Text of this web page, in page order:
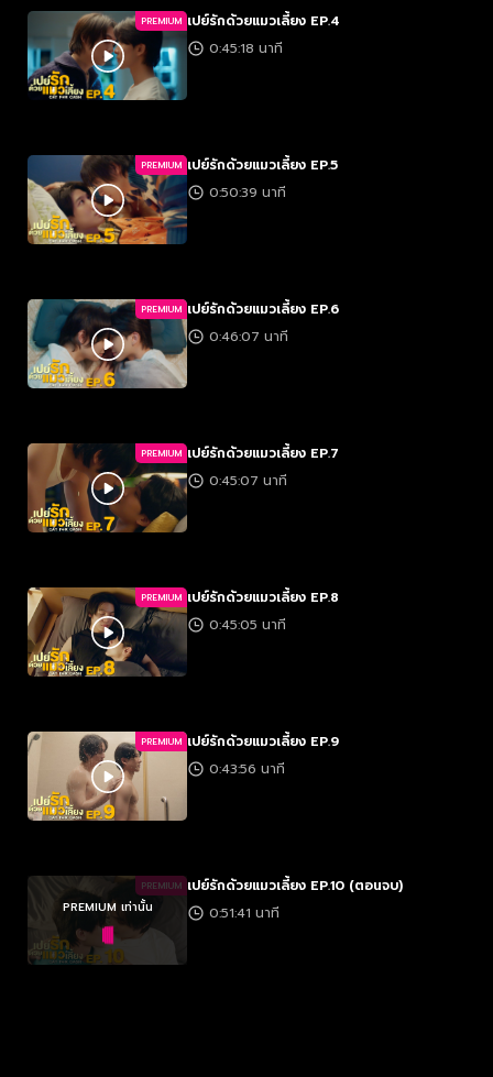
PREMIUM เปย์รักด้วยแมวเลี้ยง EP.4
0:45:18 นาที
PREMIUM เปย์รักด้วยแมวเลี้ยง EP.5
0:50:39 นาที
PREMIUM เปย์รักด้วยแมวเลี้ยง EP.6
0:46:07 นาที
PREMIUM เปย์รักด้วยแมวเลี้ยง EP.7
0:45:07 นาที
PREMIUM เปย์รักด้วยแมวเลี้ยง EP.8
0:45:05 นาที
PREMIUM เปย์รักด้วยแมวเลี้ยง EP.9
0:43:56 นาที
PREMIUM
PREMIUM เท่านั้น
เปย์รักด้วยแมวเลี้ยง EP.10 (ตอนจบ)
0:51:41 นาที